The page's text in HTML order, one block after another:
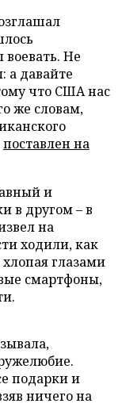
воевать. Не
а давайте
что США нас
же словам,
поставлен на
и
в другом – в
на
ходили, как
глазами
смартфоны,
подарки и
ничего на